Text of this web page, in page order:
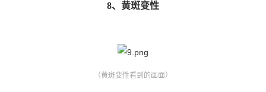
8、黄斑变性
（黄斑变性看到的画面）